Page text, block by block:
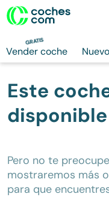
GRATIS
Vender coche
Este
disponible
Pero no te
mostraremos más
para que